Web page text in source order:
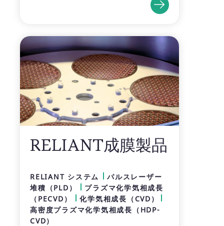
RELIANT成膜製品
RELIANT システム
パルスレーザー
堆積（PLD）
プラズマ化学気相成長
（PECVD）
化学気相成長（CVD）
高密度プラズマ化学気相成長（HDP-
CVD）